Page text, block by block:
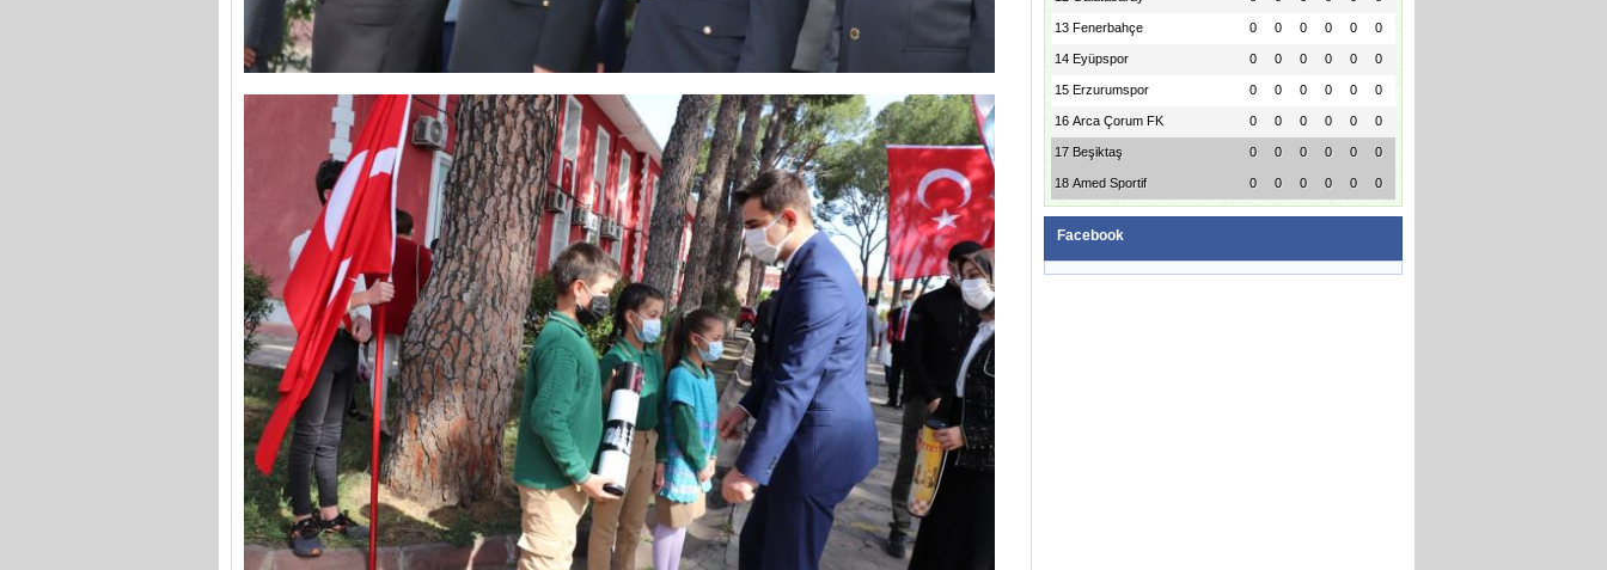
13 Fenerbahçe 0
0
0
0
0
0
14 Eyüpspor 0
0
0
0
0
0
15 Erzurumspor 0
0
0
0
0
0
16 Arca Çorum FK 0
0
0
0
0
0
17 Beşiktaş 0
0
0
0
0
0
18 Amed Sportif 0
0
0
0
0
0
Facebook